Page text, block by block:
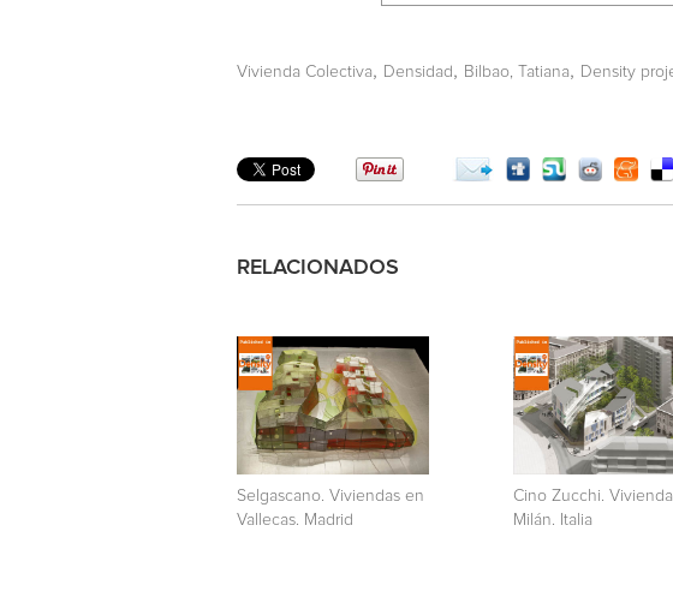
Vivienda Colectiva, Densidad, Bilbao, Tatiana, Density
RELACIONADOS
Selgascano. Viviendas en
Vallecas. Madrid
Cino Zucchi.
Milán. Italia